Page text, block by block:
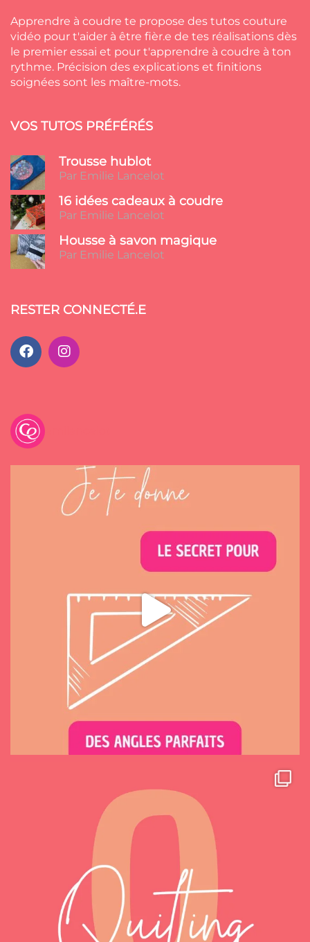
Apprendre à coudre te propose des tutos couture
vidéo pour t'aider à être fièr.e de tes réalisations dès
le premier essai et pour t'apprendre à coudre à ton
rythme. Précision des explications et finitions
soignées sont les maître-mots.
VOS TUTOS PRÉFÉRÉS
Trousse hublot
Par Emilie Lancelot
16 idées cadeaux à coudre
Par Emilie Lancelot
Housse à savon magique
Par Emilie Lancelot
RESTER CONNECTÉ.E